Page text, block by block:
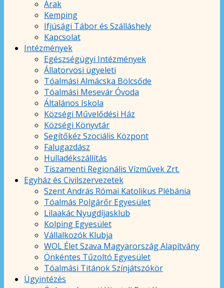
Árak
Kemping
Ifjúsági Tábor és Szálláshely
Kapcsolat
Intézmények
Egészségügyi Intézmények
Állatorvosi ügyeleti
Tóalmási Almácska Bölcsőde
Tóalmási Mesevár Óvoda
Általános Iskola
Községi Művelődési Ház
Községi Könyvtár
Segítőkéz Szociális Központ
Falugazdász
Hulladékszállítás
Tiszamenti Regionális Vízművek Zrt.
Egyház és Civilszervezetek
Szent András Római Katolikus Plébánia
Tóalmás Polgárőr Egyesület
Lilaakác Nyugdíjasklub
Kolping Egyesület
Vállalkozók Klubja
WOL Élet Szava Magyarország Alapítvány
Önkéntes Tűzoltó Egyesület
Tóalmási Titánok Színjátszókör
Ügyintézés